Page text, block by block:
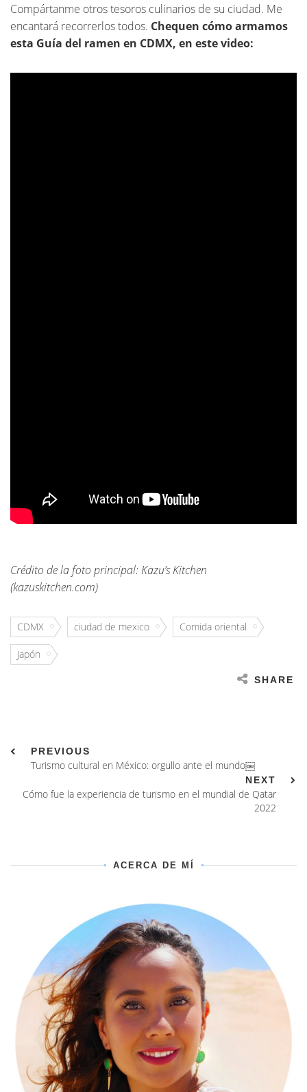
Compártanme otros tesoros culinarios de su ciudad. Me
encantará recorrerlos todos. Chequen cómo armamos
esta Guía del ramen en CDMX, en este video:
Crédito de la foto principal: Kazu’s Kitchen
(kazuskitchen.com)
CDMX ciudad de mexico Comida oriental
Japón
SHARE
PREVIOUS
Turismo cultural en México: orgullo ante el mundo￼
NEXT
Cómo fue la experiencia de turismo en el mundial de Qatar
2022
ACERCA DE MÍ